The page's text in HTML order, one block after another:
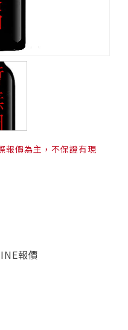
報價為主，不保證有現
報價